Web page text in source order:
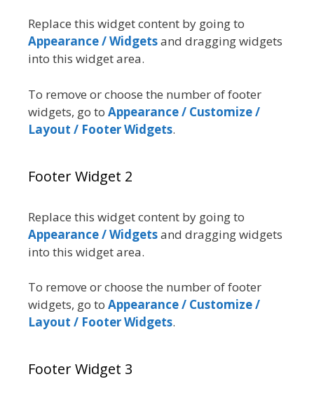
Replace this widget content by going to
Appearance / Widgetsand dragging widgets
into this widget area.
To remove or choose the number of footer
widgets, go to Appearance / Customize /
Layout / Footer Widgets.
Footer Widget 2
Replace this widget content by going to
Appearance / Widgetsand dragging widgets
into this widget area.
To remove or choose the number of footer
widgets, go to Appearance / Customize /
Layout / Footer Widgets.
Footer Widget 3